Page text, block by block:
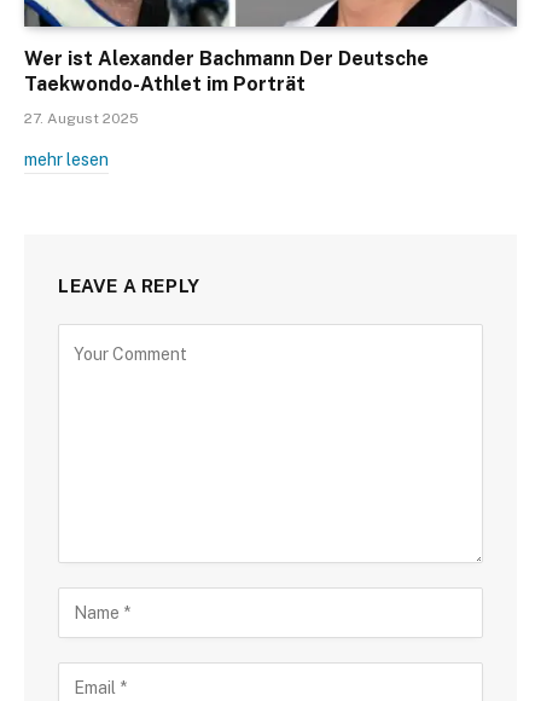
Wer ist Alexander Bachmann Der Deutsche
Taekwondo-Athlet im Porträt
27. August 2025
mehr lesen
LEAVE A REPLY